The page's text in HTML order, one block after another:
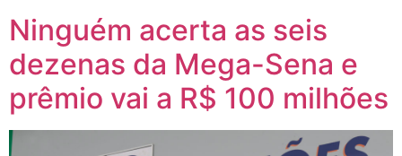
Ninguém acerta as seis
dezenas da Mega-Sena e
prêmio vai a R$ 100 milhões